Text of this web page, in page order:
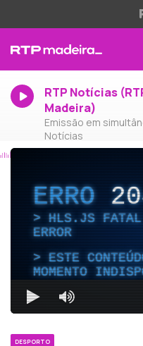
RTP Notícias
Madeira)
Emissão em
Notícias
ERRO
HLS.JS FATAL
ERROR
ESTE
MOMENTO
DESPORTO